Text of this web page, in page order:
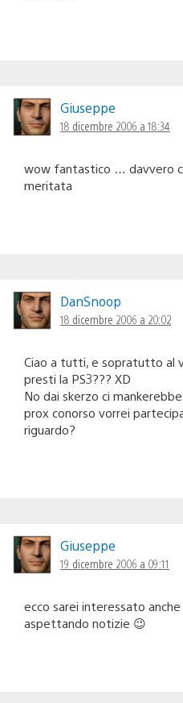
Giuseppe
18 dicembre 2006 a 18:34
wow fantastico … davvero
meritata
DanSnoop
18 dicembre 2006 a 20:02
Ciao a tutti, e sopratutto al
presti la PS3??? XD
No dai skerzo ci
prox conorso vorrei
riguardo?
Giuseppe
19 dicembre 2006 a 09:11
ecco sarei interessato
aspettando notizie 😉